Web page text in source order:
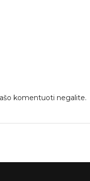
komentuoti negalite.